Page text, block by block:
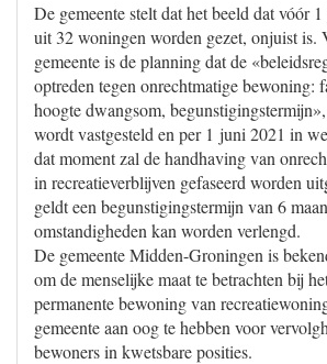
De gemeente stelt dat het beeld dat vóór
uit 32 woningen worden gezet, onjuist is.
gemeente is de planning dat de
optreden tegen onrechtmatige bewoning:
hoogte dwangsom,
wordt vastgesteld en per 1 juni 2021 in
dat moment zal de handhaving van
in recreatieverblijven gefaseerd worden
geldt een begunstigingstermijn van 6
omstandigheden kan worden verlengd.
De gemeente Midden-Groningen is
om de menselijke maat te betrachten bij
permanente bewoning van
gemeente aan oog te hebben voor
bewoners in kwetsbare posities.